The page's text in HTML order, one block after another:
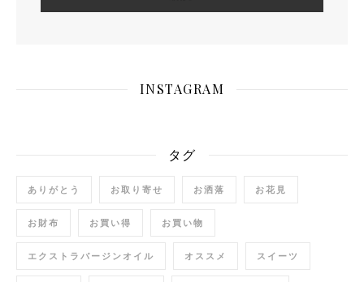
INSTAGRAM
タグ
ありがとう お取り寄せ お洒落 お花見
お財布 お買い得 お買い物
エクストラバージンオイル オススメ スイーツ